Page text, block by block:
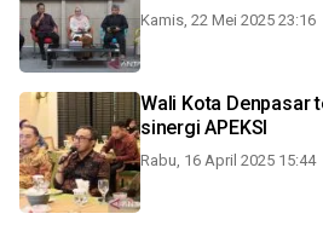
Kamis, 22 Mei 2025 23:16
Wali Kota Denpasar
sinergi APEKSI
Rabu, 16 April 2025 15:44